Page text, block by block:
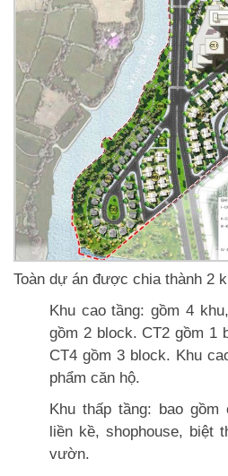
Toàn dự án được chia thành 2
Khu cao tầng: gồm 4
gồm 2 block. CT2 gồm 1
CT4 gồm 3 block. Khu
phẩm căn hộ.
Khu thấp tầng: bao
liền kề, shophouse, biệt
vườn.